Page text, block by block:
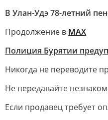
В Улан-Удэ 78-летний
Продолжение в MAX
Полиция Бурятии
Никогда не переводите
Не передавайте
Если продавец требует